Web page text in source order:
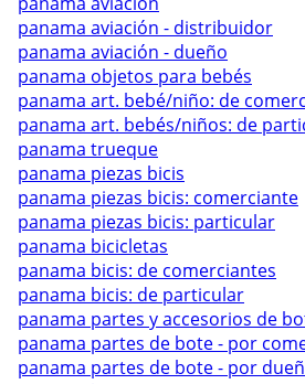
panama aviación - distribuidor
panama aviación - dueño
panama objetos para bebés
panama art. bebé/niño: de comerc
panama art. bebés/niños: de
panama trueque
panama piezas bicis
panama piezas bicis: comerciante
panama piezas bicis: particular
panama bicicletas
panama bicis: de comerciantes
panama bicis: de particular
panama partes y accesorios de
panama partes de bote - por
panama partes de bote - por